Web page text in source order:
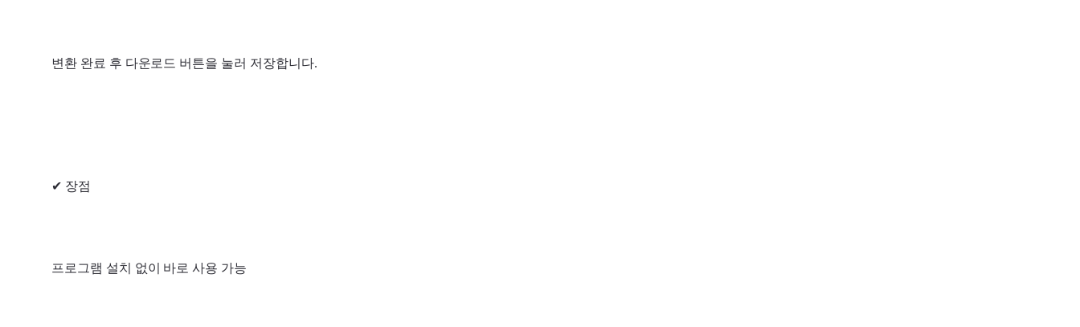
변환 완료 후 다운로드 버튼을 눌러 저장합니다.
✔ 장점
프로그램 설치 없이 바로 사용 가능